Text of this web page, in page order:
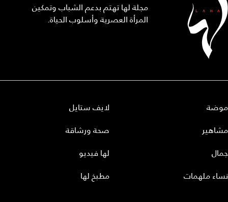
مجلة لها تهتم بدعم الشباب وتمكين
المرأة العصرية وأسلوب الحياة.
موضة
مشاهير
جمال
نساء ملهمات
لايف ستايل
صحة ورشاقة
لها فيديو
مطبخ لها